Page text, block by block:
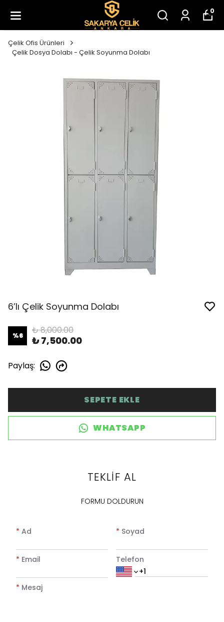
0
Çelik Ofis Ürünleri
Çelik Dosya Dolabı - Çelik Soyunma Dolabı
6’lı Çelik Soyunma Dolabı
%6 ₺ 8,000.00
₺ 7,500.00
Paylaş:
SEPETE EKLE
WHATSAPP
TEKLİF AL
FORMU DOLDURUN
* Ad * Soyad
* Email Telefon
* Mesaj